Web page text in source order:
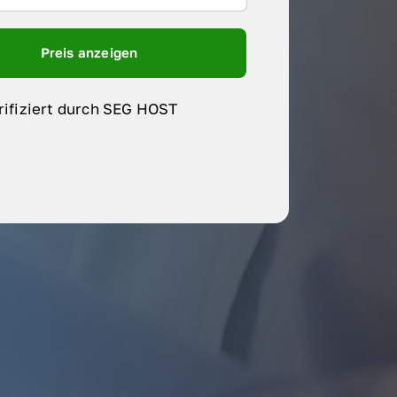
Preis anzeigen
durch SEG HOST